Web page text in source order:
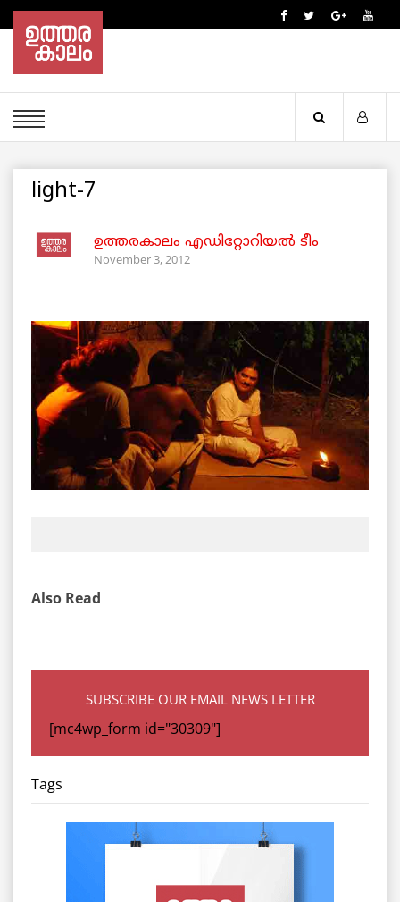
light-7
ഉത്തരകാലം എഡിറ്റോറിയല്‍ ടീം
November 3, 2012
Also Read
SUBSCRIBE OUR EMAIL NEWS LETTER
[mc4wp_form id="30309"]
Tags